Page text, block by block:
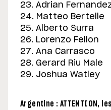
23. Adrian
24. Matteo Bertelle
25. Alberto Surra
26. Lorenzo Fellon
27. Ana Carrasco
28. Gerard Riu Male
29. Joshua Watley
Argentine : ATTENTION,